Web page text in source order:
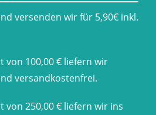
versenden wir für 5,90€ inkl.
von 100,00 € liefern wir
versandkostenfrei.
von 250,00 € liefern wir ins